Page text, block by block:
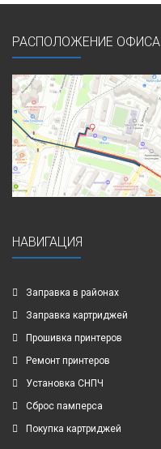
РАСПОЛОЖЕНИЕ ОФИСА
НАВИГАЦИЯ
Заправка в районах
Заправка картриджей
Прошивка принтеров
Ремонт принтеров
Установка СНПЧ
Сброс памперса
Покупка картриджей